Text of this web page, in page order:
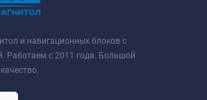
и навигационных блоков с
Работаем с 2011 года. Большой